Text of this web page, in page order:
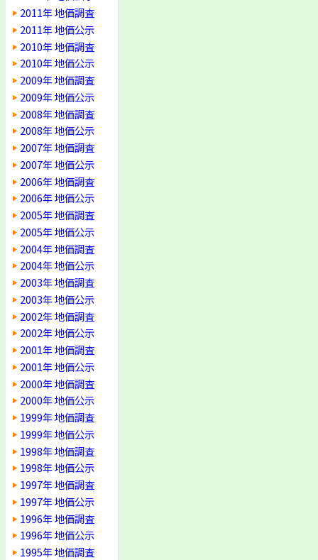
2011年 地価調査
2011年 地価公示
2010年 地価調査
2010年 地価公示
2009年 地価調査
2009年 地価公示
2008年 地価調査
2008年 地価公示
2007年 地価調査
2007年 地価公示
2006年 地価調査
2006年 地価公示
2005年 地価調査
2005年 地価公示
2004年 地価調査
2004年 地価公示
2003年 地価調査
2003年 地価公示
2002年 地価調査
2002年 地価公示
2001年 地価調査
2001年 地価公示
2000年 地価調査
2000年 地価公示
1999年 地価調査
1999年 地価公示
1998年 地価調査
1998年 地価公示
1997年 地価調査
1997年 地価公示
1996年 地価調査
1996年 地価公示
1995年 地価調査